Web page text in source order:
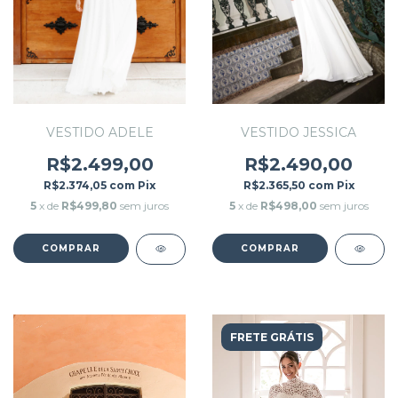
VESTIDO ADELE
R$2.499,00
R$2.374,05 com Pix
5 x de R$499,80 sem juros
COMPRAR
VESTIDO JESSICA
R$2.490,00
R$2.365,50 com Pix
5 x de R$498,00 sem juros
COMPRAR
FRETE GRÁTIS